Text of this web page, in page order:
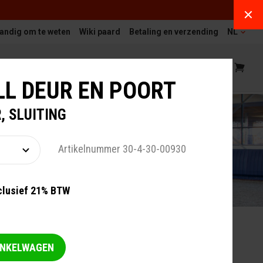
om te weten Wiki paard Betaling en verzending NL
DEUR EN POORT
SLUITING
Artikelnummer 30-4-30-00930
21% BTW